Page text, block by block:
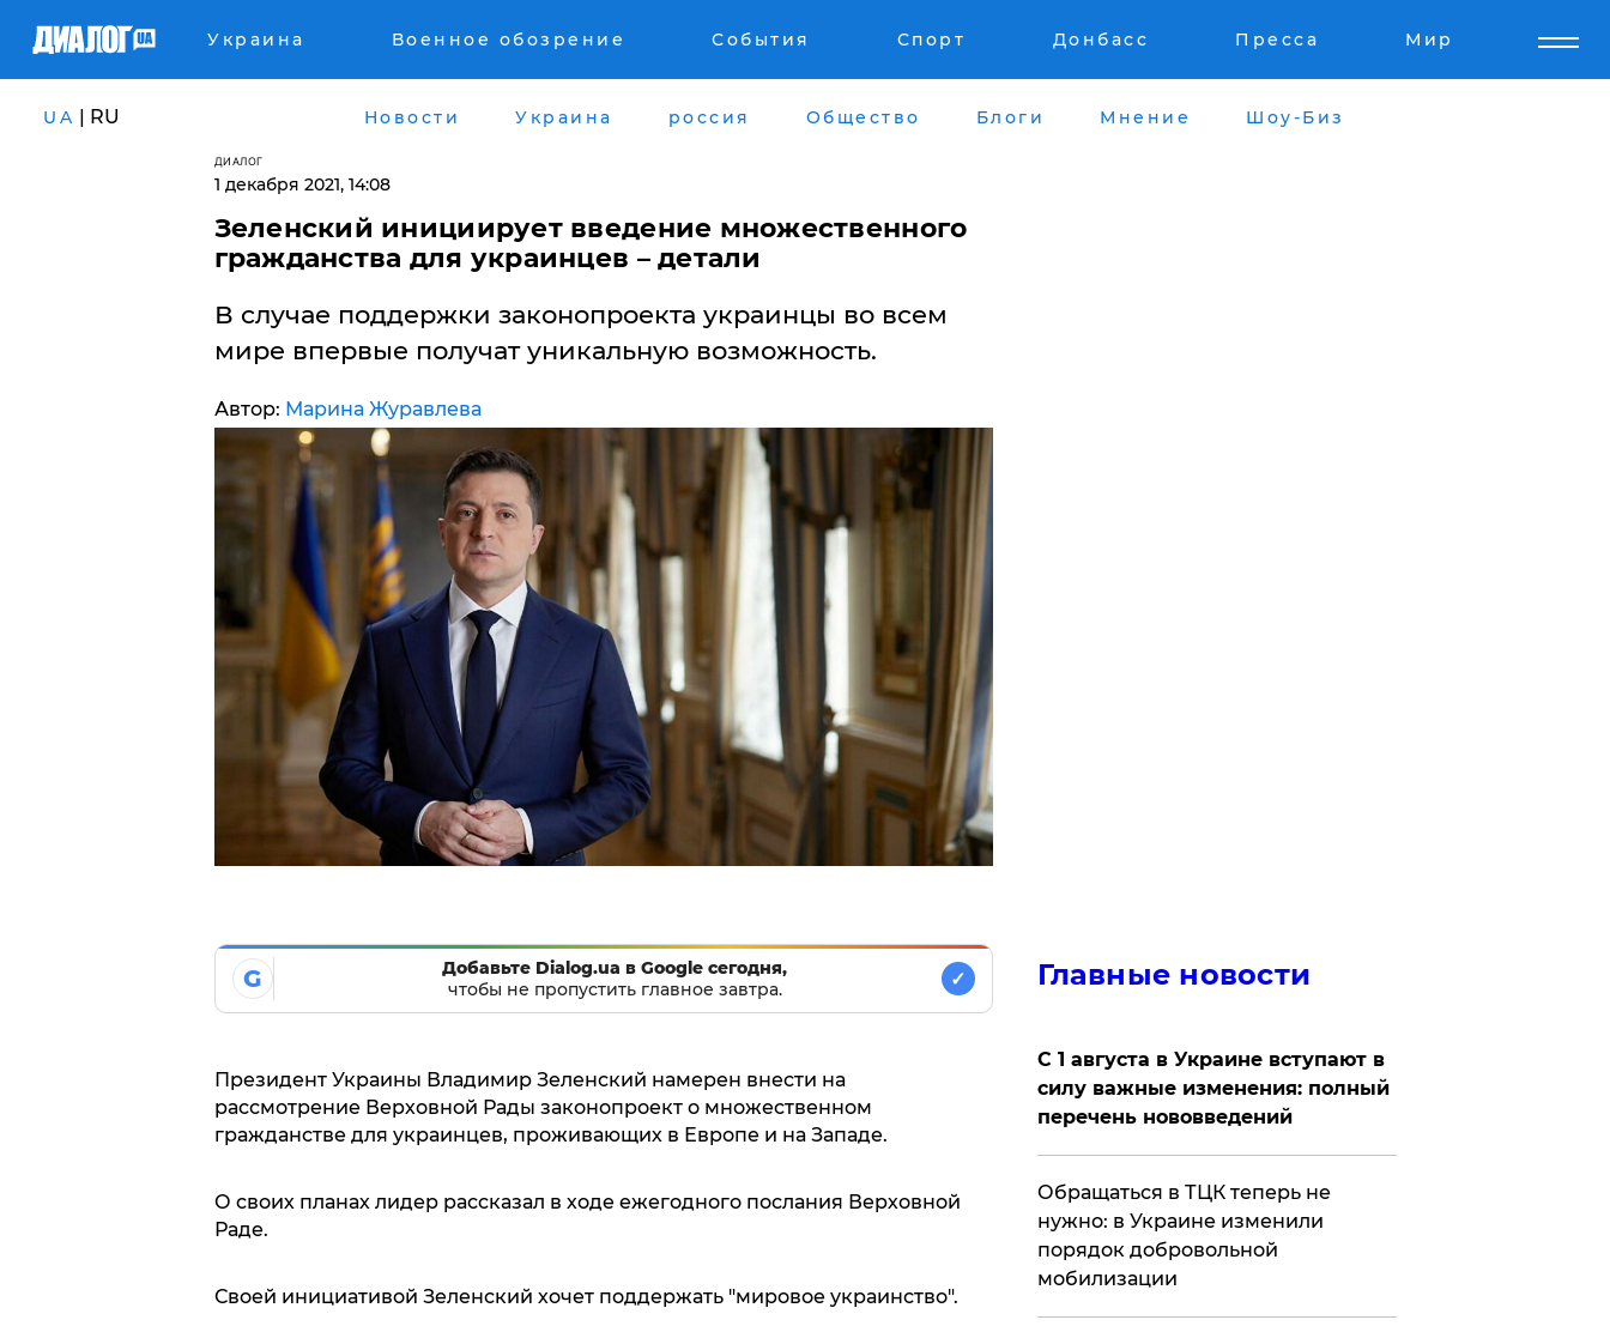
Украина Военное обозрение События Спорт Донбасс Пресса Мир
UA | RU Новости Украина россия Общество Блоги Мнение Шоу-Биз
ДИАЛОГ
1 декабря 2021, 14:08
Зеленский инициирует введение множественного
гражданства для украинцев – детали
В случае поддержки законопроекта украинцы во всем
мире впервые получат уникальную возможность.
Автор: Марина Журавлева
G
Добавьте Dialog.ua в Google сегодня,
чтобы не пропустить главное завтра.
✓
Президент Украины Владимир Зеленский намерен внести на
рассмотрение Верховной Рады законопроект о множественном
гражданстве для украинцев, проживающих в Европе и на Западе.
О своих планах лидер рассказал в ходе ежегодного послания Верховной
Раде.
Своей инициативой Зеленский хочет поддержать "мировое украинство".
Главные новости
С 1 августа в Украине вступают в
силу важные изменения: полный
перечень нововведений
Обращаться в ТЦК теперь не
нужно: в Украине изменили
порядок добровольной
мобилизации